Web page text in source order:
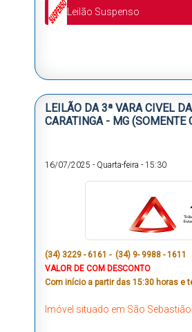
Leilão Suspenso
LEILÃO DA 3ª VARA CIVEL
CARATINGA - MG (SOMENTE
16/07/2025 - Quarta-feira - 15:30
(34) 3229 - 6161 - (34) 9- 9988 - 1611
VALOR DE COM DESCONTO
Com início a partir das 15:30 horas e
Imóvel situado em São